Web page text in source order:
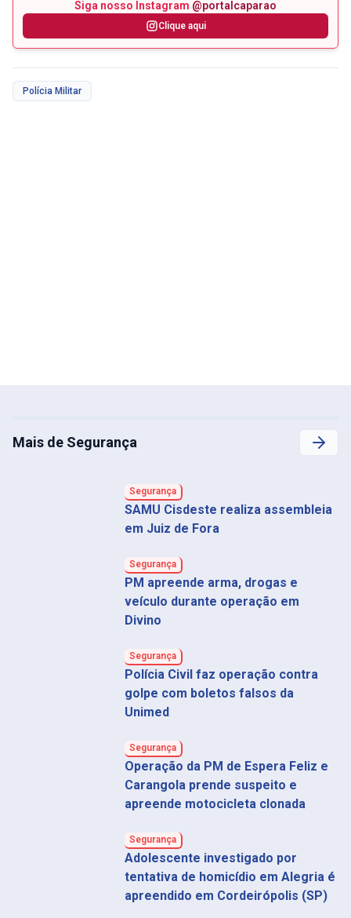
Siga nosso Instagram @portalcaparao
Clique aqui
Polícia Militar
Mais de Segurança
Segurança
SAMU Cisdeste realiza assembleia
em Juiz de Fora
Segurança
PM apreende arma, drogas e
veículo durante operação em
Divino
Segurança
Polícia Civil faz operação contra
golpe com boletos falsos da
Unimed
Segurança
Operação da PM de Espera Feliz e
Carangola prende suspeito e
apreende motocicleta clonada
Segurança
Adolescente investigado por
tentativa de homicídio em Alegria é
apreendido em Cordeirópolis (SP)